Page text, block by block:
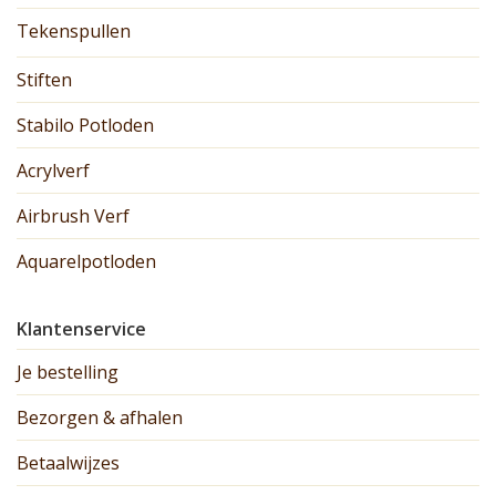
Tekenspullen
Stiften
Stabilo Potloden
Acrylverf
Airbrush Verf
Aquarelpotloden
Klantenservice
Je bestelling
Bezorgen & afhalen
Betaalwijzes